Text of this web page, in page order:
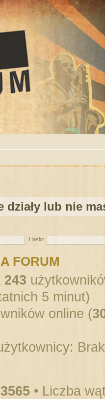
działy lub nie
Hasło:
FORUM
243
5 minut)
online (
• Liczba